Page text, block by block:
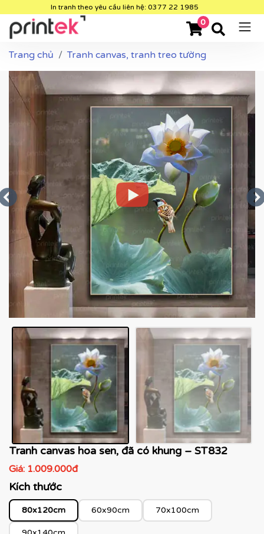
In tranh theo yêu cầu liên hệ: 0377 22 1985
0
Trang chủ Tranh canvas, tranh treo tường
Tranh canvas hoa sen, đã có khung – ST832
Giá: 1.009.000đ
Kích thước
80x120cm 60x90cm 70x100cm